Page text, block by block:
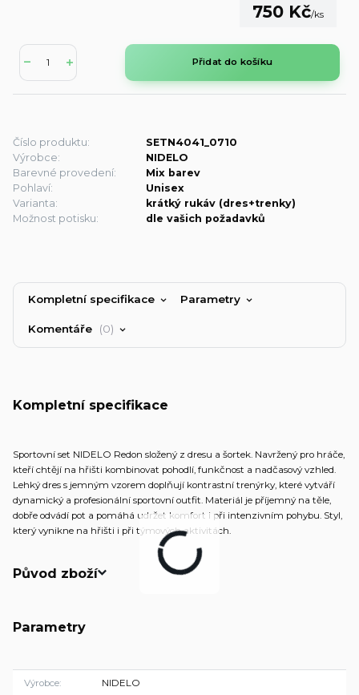
750 Kč/ks
Přidat do košíku
Číslo produktu:
SETN4041_0710
Výrobce:
NIDELO
Barevné provedení:
Mix barev
Pohlaví:
Unisex
Varianta:
krátký rukáv (dres+trenky)
Možnost potisku:
dle vašich požadavků
Kompletní specifikace Parametry
Komentáře 0
Kompletní specifikace
Sportovní set NIDELO Redon složený z dresu a šortek. Navržený pro hráče,
kteří chtějí na hřišti kombinovat pohodlí, funkčnost a nadčasový vzhled.
Lehký dres s jemným vzorem doplňují kontrastní trenýrky, které vytváří
dynamický a profesionální sportovní outfit. Materiál je příjemný na těle,
dobře odvádí pot a pomáhá udržet komfort i při intenzivním pohybu. Styl,
který vynikne na hřišti i při týmových aktivitách.
Původ zboží
Parametry
Výrobce NIDELO